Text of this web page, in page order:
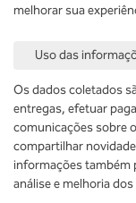
melhorar sua
Uso das
Os dados coletados
entregas, efetuar
comunicações sobre
compartilhar
informações também
análise e melhoria